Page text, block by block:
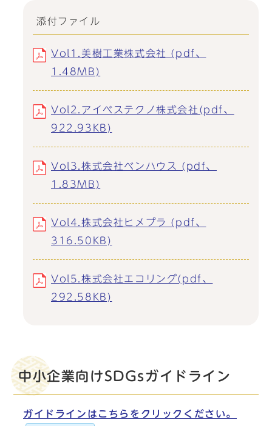
添付ファイル
Vol1.美樹工業株式会社 (pdf、
1.48MB)
Vol2.アイベステクノ株式会社(pdf、
922.93KB)
Vol3.株式会社ベンハウス (pdf、
1.83MB)
Vol4.株式会社ヒメプラ (pdf、
316.50KB)
Vol5.株式会社エコリング(pdf、
292.58KB)
中小企業向けSDGsガイドライン
ガイドラインはこちらをクリックください。